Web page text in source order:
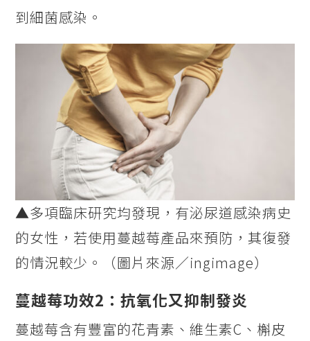
到細菌感染。
▲多項臨床研究均發現，有泌尿道感染病史
的女性，若使用蔓越莓產品來預防，其復發
的情況較少。（圖片來源／ingimage）
蔓越莓功效2：抗氧化又抑制發炎
蔓越莓含有豐富的花青素、維生素C、槲皮